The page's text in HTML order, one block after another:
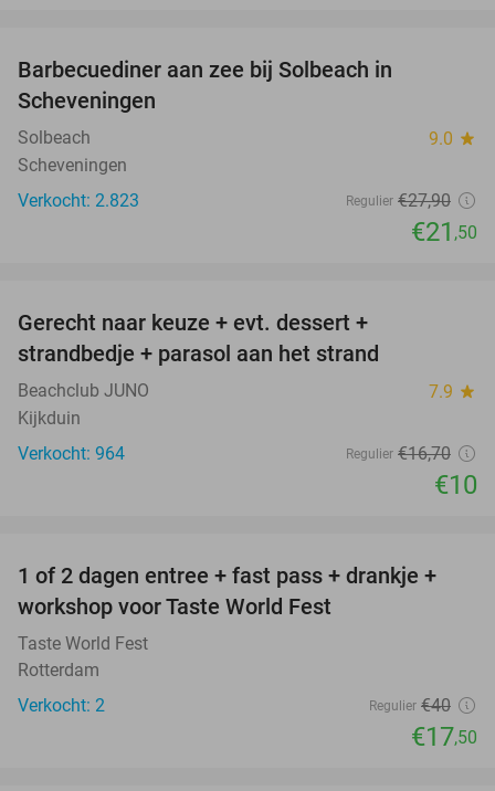
Barbecuediner aan zee bij Solbeach in
Scheveningen
Solbeach 9.0 star
Scheveningen
Verkocht: 2.823
Regulier €27,90
€21 ,50
Gerecht naar keuze + evt. dessert +
strandbedje + parasol aan het strand
Beachclub JUNO 7.9 star
Kijkduin
Verkocht: 964
Regulier €16,70
€10
56%
TODAY
1 of 2 dagen entree + fast pass + drankje +
workshop voor Taste World Fest
Taste World Fest
Rotterdam
Verkocht: 2
Regulier €40
€17,50